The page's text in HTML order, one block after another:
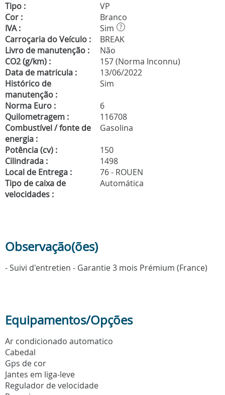
Tipo :
VP
Cor :
Branco
IVA :
Sim ?
Carroçaria do Veículo :
BREAK
Livro de manutenção :
Não
CO2 (g/km) :
157 (Norma Inconnu)
Data de matricula :
13/06/2022
Histórico de
manutenção :
Sim
Norma Euro :
6
Quilometragem :
116708
Combustível / fonte de
energia :
Gasolina
Potência (cv) :
150
Cilindrada :
1498
Local de Entrega :
76 - ROUEN
Tipo de caixa de
velocidades :
Automática
Observação(ões)
- Suivi d'entretien - Garantie 3 mois Prémium (France)
Equipamentos/Opções
Ar condicionado automatico
Cabedal
Gps de cor
Jantes em liga-leve
Regulador de velocidade